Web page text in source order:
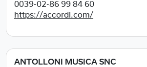
0039-02-86 99 84 60
https://accordi.com/
ANTOLLONI MUSICA SNC